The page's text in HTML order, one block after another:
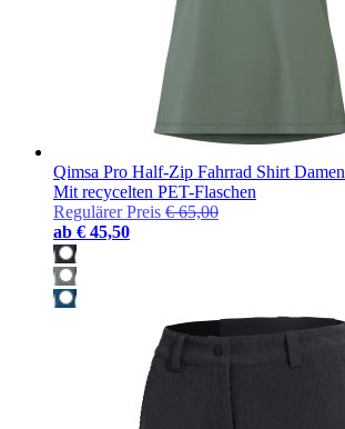
Qimsa Pro Half-Zip Fahrrad Shirt Damen
Mit recycelten PET-Flaschen
Regulärer Preis € 65,00
ab € 45,50